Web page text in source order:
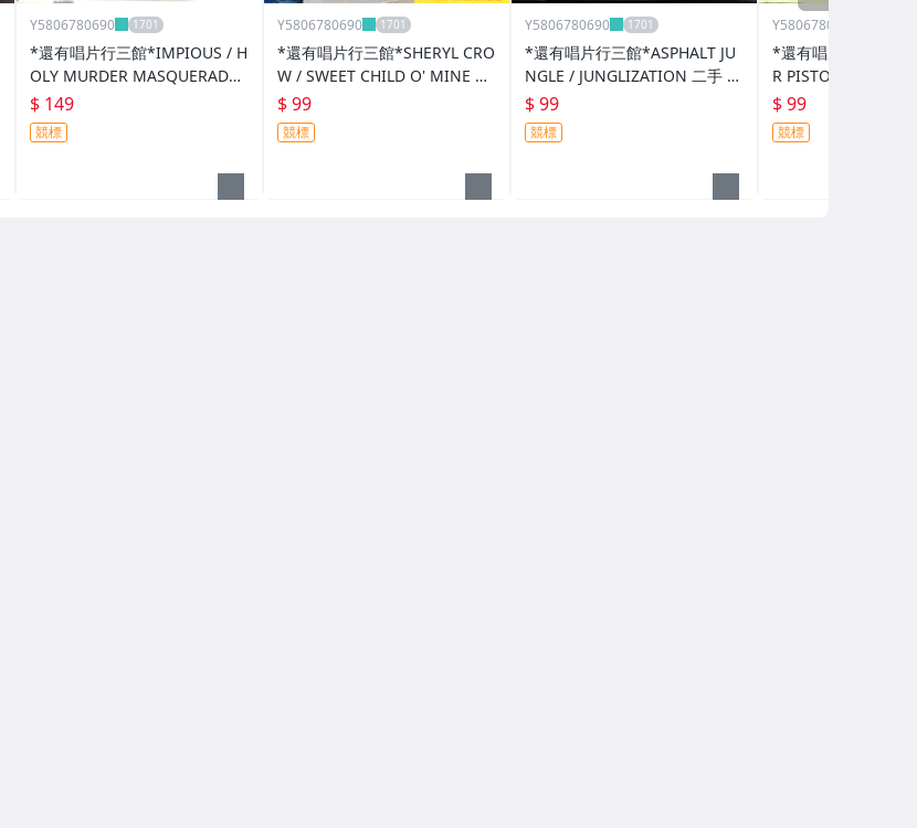
Y5806780690
*還有唱片行三館*IMPIOUS / H
OLY MURDER MASQUERADE
二手 ZZ10238(競標)
$ 149
競標
Y5806780690
*還有唱片行三館*SHERYL CRO
W / SWEET CHILD O' MINE 全
新 ZZ6074(需競標)
$ 99
競標
Y5806780690
*還有唱片行三館*ASPHALT JU
NGLE / JUNGLIZATION 二手 Z
Z7513(需競標)
$ 99
競標
Y5806780690
*還有唱片行三館
R PISTOLS /
Z8947(需競標)
$ 99
競標